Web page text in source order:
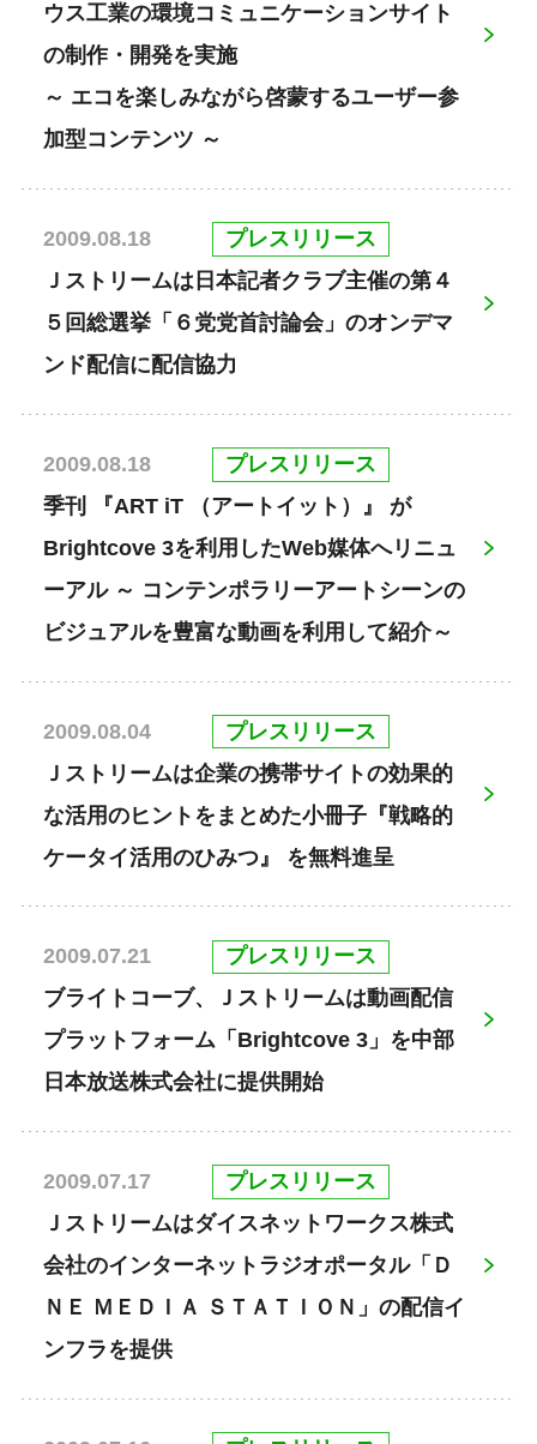
ウス工業の環境コミュニケーションサイト
の制作・開発を実施
～ エコを楽しみながら啓蒙するユーザー参
加型コンテンツ ～
2009.08.18
プレスリリース
Ｊストリームは日本記者クラブ主催の第４
５回総選挙「６党党首討論会」のオンデマ
ンド配信に配信協力
2009.08.18
プレスリリース
季刊 『ART iT （アートイット）』 が
Brightcove 3を利用したWeb媒体へリニュ
ーアル ～ コンテンポラリーアートシーンの
ビジュアルを豊富な動画を利用して紹介～
2009.08.04
プレスリリース
Ｊストリームは企業の携帯サイトの効果的
な活用のヒントをまとめた小冊子『戦略的
ケータイ活用のひみつ』 を無料進呈
2009.07.21
プレスリリース
ブライトコーブ、Ｊストリームは動画配信
プラットフォーム「Brightcove 3」を中部
日本放送株式会社に提供開始
2009.07.17
プレスリリース
Ｊストリームはダイスネットワークス株式
会社のインターネットラジオポータル「Ｄ
ＮＥ ＭＥＤＩＡ ＳＴＡＴＩＯＮ」の配信イ
ンフラを提供